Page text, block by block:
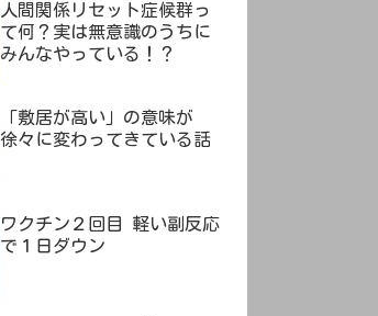
人間関係リセット症候群っ
て何？実は無意識のうちに
みんなやっている！？
「敷居が高い」の意味が
徐々に変わってきている話
ワクチン２回目 軽い副反応
で１日ダウン